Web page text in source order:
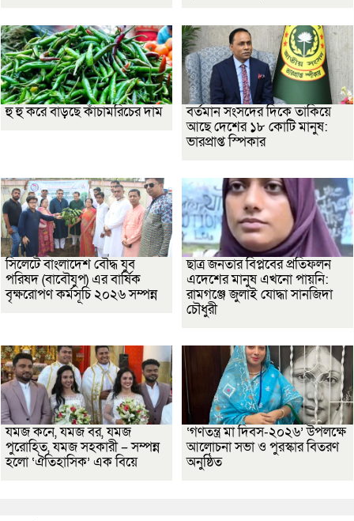
হু হু করে বাড়ছে কাঁচামরিচের দাম
বর্তমান সংসদের দিকে তাকিয়ে
আছে দেশের ১৮ কোটি মানুষ:
ভারপ্রাপ্ত স্পিকার
সিলেটে বাংলাদেশ বৌদ্ধ যুব
পরিষদ (বাবৌযুপ) এর বার্ষিক
বৃক্ষরোপণ কর্মসূচি ২০২৬ সম্পন্ন
ছাত্র জনতার বিপ্লবের প্রতিফলন
এদেশের মানুষ এখনো পায়নি:
রামগঞ্জে জুলাই যোদ্ধা সানজিদা
চৌধুরী
যমজ কনে, যমজ বর, যমজ
পুরোহিত, যমজ সহকারী – সম্পন্ন
হলো ‘ঐতিহাসিক’ এক বিয়ে
‘গণতন্ত্র মা দিবস-২০২৬’ উপলক্ষে
আলোচনা সভা ও পুরস্কার বিতরণ
অনুষ্ঠিত